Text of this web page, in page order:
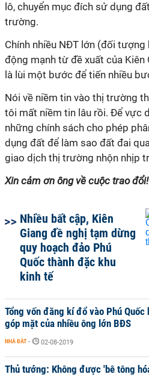
lô, chuyển mục đích sử dụng
trường.
Chính nhiều NĐT lớn (đối tượng
động mạnh từ đề xuất của Kiên
là lùi một bước để tiến nhiều
Nói về niềm tin vào thị trường
tôi mất niềm tin lâu rồi. Để vực
những chính sách cho phép
dụng đất để làm sao đất đai
giao dịch thị trường nhộn nhịp
Xin cảm ơn ông về cuộc trao đổi!
Nhiều bất cập, Kiên
Giang đề nghị tạm dừng
quy hoạch đảo Phú
Quốc thành đặc khu
kinh tế
Tổng vốn đăng kí đổ vào Phú
góp mặt của nhiều ông lớn BĐS
NHÀ ĐẤT - 02-08-2019
Thủ tướng: Không được 'bê tông